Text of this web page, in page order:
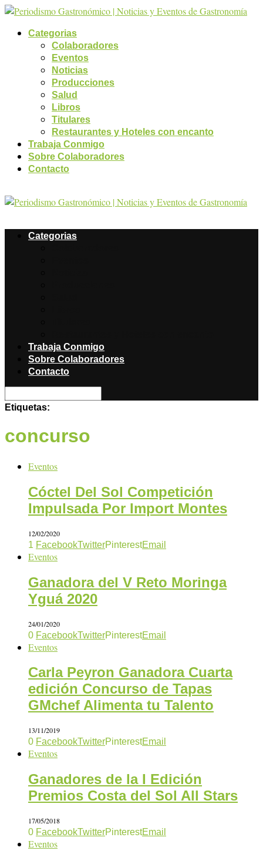
Categorias
Colaboradores
Eventos
Noticias
Producciones
Salud
Libros
Titulares
Restaurantes y Hoteles con encanto
Trabaja Conmigo
Sobre Colaboradores
Contacto
Categorias
Trabaja Conmigo
Sobre Colaboradores
Contacto
Etiquetas:
concurso
Eventos
Cóctel Del Sol Competición
Impulsada Por Import Montes
12/02/2020
1 FacebookTwitterPinterestEmail
Eventos
Ganadora del V Reto Moringa
Yguá 2020
24/01/2020
0 FacebookTwitterPinterestEmail
Eventos
Carla Peyron Ganadora Cuarta
edición Concurso de Tapas
GMchef Alimenta tu Talento
13/11/2019
0 FacebookTwitterPinterestEmail
Eventos
Ganadores de la I Edición
Premios Costa del Sol All Stars
17/05/2018
0 FacebookTwitterPinterestEmail
Eventos